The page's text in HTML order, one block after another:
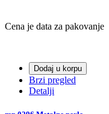
Cena je data za pakovanje
Dodaj u korpu
Brzi pregled
Detalji